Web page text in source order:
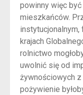
powinny więc
mieszkańców.
krajach
rolnictwo
uwolnić się od
żywnościowych z
pożywienie